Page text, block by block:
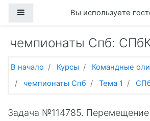
Боковая панельВы используете
чемпионаты Спб:
В начало Курсы
Командные
чемпионаты Спб
Тема 1
Задача №114785. Перемещение